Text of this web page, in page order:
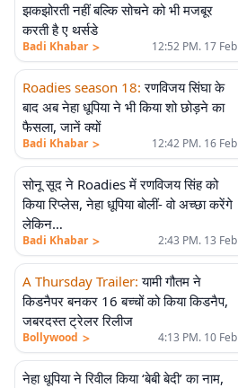
झकझोरती नहीं बल्कि सोचने को भी मजबूर
करती है ए थर्सडे
Badi Khabar > 12:52 PM. 17 Feb
Roadies season 18: रणविजय सिंघा के
बाद अब नेहा धूपिया ने भी किया शो छोड़ने का
फैसला, जानें क्यों
Badi Khabar > 12:42 PM. 16 Feb
सोनू सूद ने Roadies में रणविजय सिंह को
किया रिप्लेस, नेहा धूपिया बोलीं- वो अच्छा करेंगे
लेकिन…
Badi Khabar > 2:43 PM. 13 Feb
A Thursday Trailer: यामी गौतम ने
किडनैपर बनकर 16 बच्चों को किया किडनैप,
जबरदस्त ट्रेलर रिलीज
Bollywood > 4:13 PM. 10 Feb
नेहा धूपिया ने रिवील किया ‘बेबी बेदी’ का नाम,